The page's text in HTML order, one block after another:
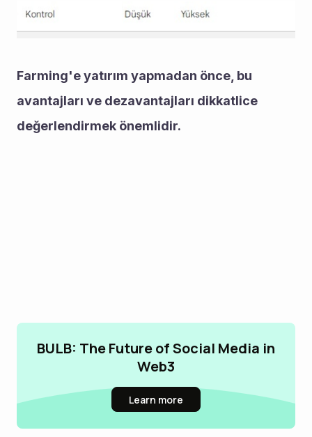
Farming'e yatırım yapmadan önce, bu
avantajları ve dezavantajları dikkatlice
değerlendirmek önemlidir.
BULB: The Future of Social Media in
Web3
Learn more